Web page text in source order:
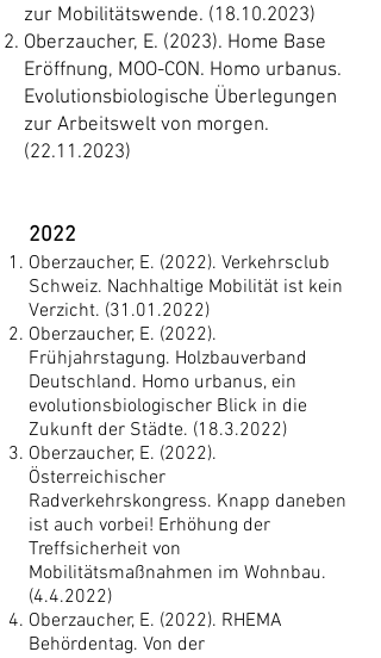
zur Mobilitätswende. (18.10.2023)
Oberzaucher, E. (2023). Home Base
Eröffnung, MOO-CON. Homo urbanus.
Evolutionsbiologische Überlegungen
zur Arbeitswelt von morgen.
(22.11.2023)
2022
Oberzaucher, E. (2022). Verkehrsclub
Schweiz. Nachhaltige Mobilität ist kein
Verzicht. (31.01.2022)
Oberzaucher, E. (2022).
Frühjahrstagung. Holzbauverband
Deutschland. Homo urbanus, ein
evolutionsbiologischer Blick in die
Zukunft der Städte. (18.3.2022)
Oberzaucher, E. (2022).
Österreichischer
Radverkehrskongress. Knapp daneben
ist auch vorbei! Erhöhung der
Treffsicherheit von
Mobilitätsmaßnahmen im Wohnbau.
(4.4.2022)
Oberzaucher, E. (2022). RHEMA
Behördentag. Von der